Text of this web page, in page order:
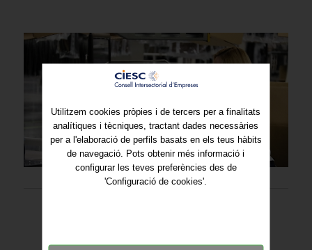
Utilitzem cookies pròpies i de tercers per a finalitats
analítiques i tècniques, tractant dades necessàries
per a l'elaboració de perfils basats en els teus hàbits
de navegació. Pots obtenir més informació i
configurar les teves preferències des de
'Configuració de cookies'.